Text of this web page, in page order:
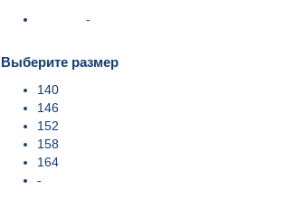
-
Выберите размер
140
146
152
158
164
-